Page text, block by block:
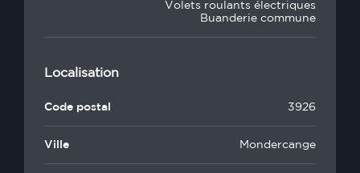
Volets roulants électriques
Buanderie commune
Localisation
Code postal 3926
Ville Mondercange